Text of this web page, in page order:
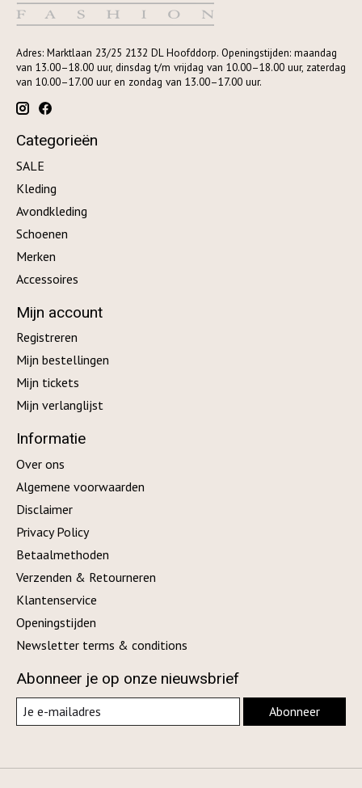
Adres: Marktlaan 23/25 2132 DL Hoofddorp. Openingstijden: maandag
van 13.00–18.00 uur, dinsdag t/m vrijdag van 10.00–18.00 uur, zaterdag
van 10.00–17.00 uur en zondag van 13.00–17.00 uur.
Categorieën
SALE
Kleding
Avondkleding
Schoenen
Merken
Accessoires
Mijn account
Registreren
Mijn bestellingen
Mijn tickets
Mijn verlanglijst
Informatie
Over ons
Algemene voorwaarden
Disclaimer
Privacy Policy
Betaalmethoden
Verzenden & Retourneren
Klantenservice
Openingstijden
Newsletter terms & conditions
Abonneer je op onze nieuwsbrief
Abonneer